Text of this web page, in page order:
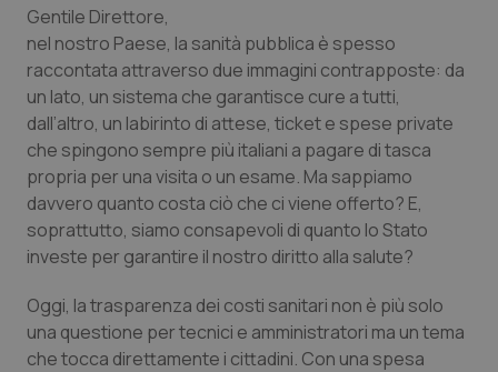
Lettere al direttore
Edizioni Regionali
QS Pro
Professionisti Sanitari.AI
Abruzzo
Basilicata
QS Pro Gold
Artrite & artrosi
QS Club Newsletter
Gentile Direttore,
nel nostro Paese, la sanità pubblica è spesso
raccontata attraverso due immagini contrapposte: da
un lato, un sistema che garantisce cure a tutti,
dall’altro, un labirinto di attese, ticket e spese private
che spingono sempre più italiani a pagare di tasca
propria per una visita o un esame. Ma sappiamo
davvero quanto costa ciò che ci viene offerto? E,
soprattutto, siamo consapevoli di quanto lo Stato
investe per garantire il nostro diritto alla salute?
Oggi, la trasparenza dei costi sanitari non è più solo
una questione per tecnici e amministratori ma un tema
che tocca direttamente i cittadini. Con una spesa